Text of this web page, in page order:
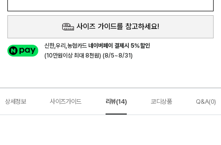
사이즈 가이드를 참고하세요!
신한,우리,농협카드네이버페이 결제시 5%할인
(10만원이상 최대 8천원) (8/5~8/31)
상세정보 사이즈가이드 리뷰(14) 코디상품 Q&A(0)